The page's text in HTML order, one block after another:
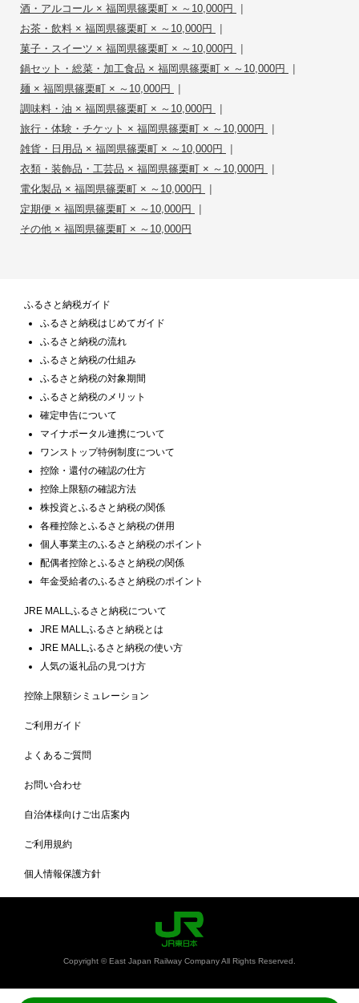
酒・アルコール × 福岡県篠栗町 × ～10,000円 |
お茶・飲料 × 福岡県篠栗町 × ～10,000円 |
菓子・スイーツ × 福岡県篠栗町 × ～10,000円 |
鍋セット・総菜・加工食品 × 福岡県篠栗町 × ～10,000円 |
麺 × 福岡県篠栗町 × ～10,000円 |
調味料・油 × 福岡県篠栗町 × ～10,000円 |
旅行・体験・チケット × 福岡県篠栗町 × ～10,000円 |
雑貨・日用品 × 福岡県篠栗町 × ～10,000円 |
衣類・装飾品・工芸品 × 福岡県篠栗町 × ～10,000円 |
電化製品 × 福岡県篠栗町 × ～10,000円 |
定期便 × 福岡県篠栗町 × ～10,000円 |
その他 × 福岡県篠栗町 × ～10,000円
ふるさと納税ガイド
ふるさと納税はじめてガイド
ふるさと納税の流れ
ふるさと納税の仕組み
ふるさと納税の対象期間
ふるさと納税のメリット
確定申告について
マイナポータル連携について
ワンストップ特例制度について
控除・還付の確認の仕方
控除上限額の確認方法
株投資とふるさと納税の関係
各種控除とふるさと納税の併用
個人事業主のふるさと納税のポイント
配偶者控除とふるさと納税の関係
年金受給者のふるさと納税のポイント
JRE MALLふるさと納税について
JRE MALLふるさと納税とは
JRE MALLふるさと納税の使い方
人気の返礼品の見つけ方
控除上限額シミュレーション
ご利用ガイド
よくあるご質問
お問い合わせ
自治体様向けご出店案内
ご利用規約
個人情報保護方針
Copyright © East Japan Railway Company All Rights Reserved.